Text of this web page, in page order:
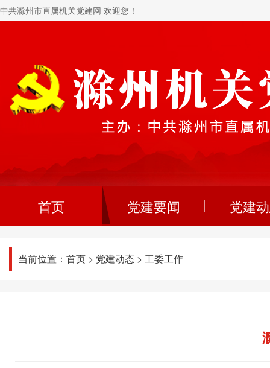
中共滁州市直属机关党建网 欢迎您！
首页 党建要闻 党建
当前位置： 首页 > 党建动态 > 工委工作